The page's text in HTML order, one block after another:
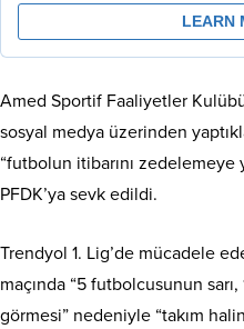
Amed Sportif Faaliyetler
sosyal medya üzerinden
“futbolun itibarını
PFDK’ya sevk edildi.
Trendyol 1. Lig’de mücadele
maçında “5 futbolcusunun
görmesi” nedeniyle “takım